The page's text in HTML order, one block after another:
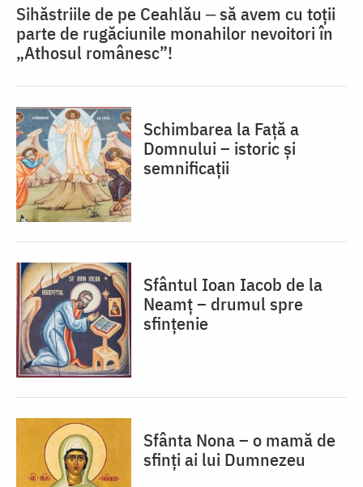
Sihăstriile de pe Ceahlău ‒ să avem cu toții
parte de rugăciunile monahilor nevoitori în
„Athosul românesc”!
Schimbarea la Față a
Domnului – istoric și
semnificații
Sfântul Ioan Iacob de la
Neamț – drumul spre
sfințenie
Sfânta Nona – o mamă de
sfinți ai lui Dumnezeu